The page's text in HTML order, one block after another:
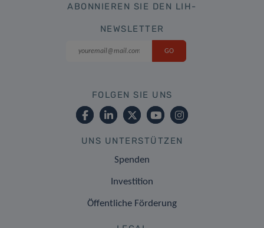
ABONNIEREN SIE DEN LIH-
NEWSLETTER
FOLGEN SIE UNS
UNS UNTERSTÜTZEN
Spenden
Investition
Öffentliche Förderung